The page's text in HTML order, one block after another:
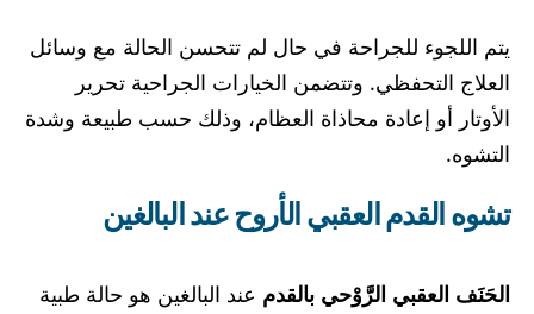
يتم اللجوء للجراحة في حال لم تتحسن الحالة مع وسائل
العلاج التحفظي. وتتضمن الخيارات الجراحية تحرير
الأوتار أو إعادة محاذاة العظام، وذلك حسب طبيعة وشدة
التشوه.
تشوه القدم العقبي الأروح عند البالغين
الحَنَف العقبي الرَّوْحي بالقدم عند البالغين هو حالة طبية